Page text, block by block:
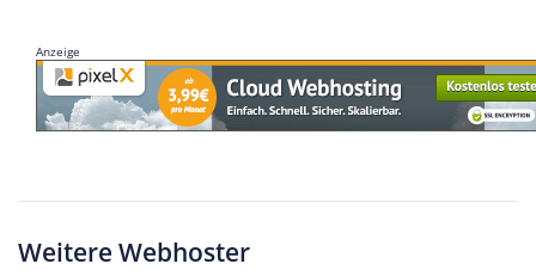
Anzeige
Weitere Webhoster